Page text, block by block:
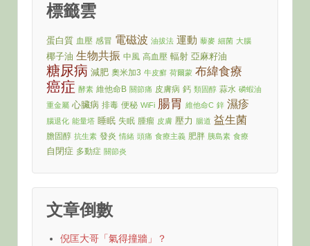
標籤雲
蛋白質 血壓 感冒 電磁波 油拔法 運動 藜麥 細菌 大腦
椰子油 生物共振 中風 高血壓 輻射 亞麻籽油
糖尿病 減肥 奧米加3 牛皮癬 荷爾蒙 布緯食療
癌症 酵素 維他命B 關節痛 皮膚病 鈣 類固醇 蒜水 磷蝦油
重金屬 心臟病 排毒 便秘 WiFi 腸胃 維他命C 鋅 濕疹
腦退化 能量塔 睡眠 失眠 腫瘤 皮膚 壓力 腸道 益生菌
膽固醇 抗生素 發炎 情緒 頭痛 食療主義 肥胖 胰島素 食療
自閉症 多動症 關節炎
文章倒數
倪匡大哥「氣得撞牆」？